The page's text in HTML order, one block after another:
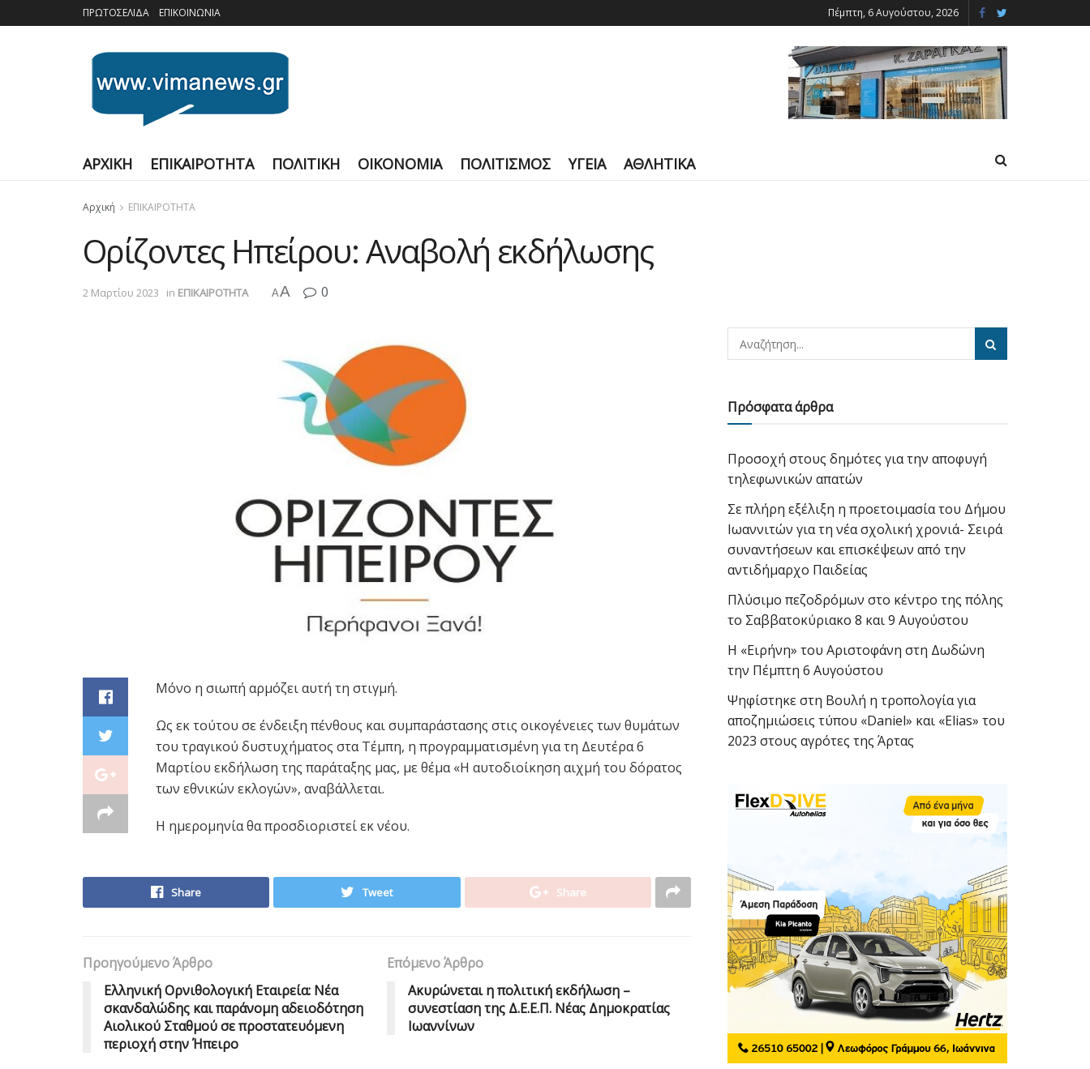
ΠΡΩΤΟΣΕΛΙΔΑ ΕΠΙΚΟΙΝΩΝΙΑ Πέμπτη, 6 Αυγούστου, 2026
ΑΡΧΙΚΗ ΕΠΙΚΑΙΡΟΤΗΤΑ ΠΟΛΙΤΙΚΗ ΟΙΚΟΝΟΜΙΑ ΠΟΛΙΤΙΣΜΟΣ ΥΓΕΙΑ ΑΘΛΗΤΙΚΑ
Αρχική ΕΠΙΚΑΙΡΟΤΗΤΑ
Oρίζοντες Ηπείρου: Αναβολή εκδήλωσης
2 Μαρτίου 2023 in ΕΠΙΚΑΙΡΟΤΗΤΑ AA 0
Μόνο η σιωπή αρμόζει αυτή τη στιγμή.
Ως εκ τούτου σε ένδειξη πένθους και συμπαράστασης στις οικογένειες των θυμάτων
του τραγικού δυστυχήματος στα Τέμπη, η προγραμματισμένη για τη Δευτέρα 6
Μαρτίου εκδήλωση της παράταξης μας, με θέμα «Η αυτοδιοίκηση αιχμή του δόρατος
των εθνικών εκλογών», αναβάλλεται.
Η ημερομηνία θα προσδιοριστεί εκ νέου.
Share Tweet Share
Προηγούμενο Άρθρο
Ελληνική Ορνιθολογική Εταιρεία: Νέα
σκανδαλώδης και παράνομη αδειοδότηση
Αιολικού Σταθμού σε προστατευόμενη
περιοχή στην Ήπειρο
Επόμενο Άρθρο
Ακυρώνεται η πολιτική εκδήλωση –
συνεστίαση της Δ.Ε.Ε.Π. Νέας Δημοκρατίας
Ιωαννίνων
Πρόσφατα άρθρα
Προσοχή στους δημότες για την αποφυγή
τηλεφωνικών απατών
Σε πλήρη εξέλιξη η προετοιμασία του Δήμου
Ιωαννιτών για τη νέα σχολική χρονιά- Σειρά
συναντήσεων και επισκέψεων από την
αντιδήμαρχο Παιδείας
Πλύσιμο πεζοδρόμων στο κέντρο της πόλης
το Σαββατοκύριακο 8 και 9 Αυγούστου
Η «Ειρήνη» του Αριστοφάνη στη Δωδώνη
την Πέμπτη 6 Αυγούστου
Ψηφίστηκε στη Βουλή η τροπολογία για
αποζημιώσεις τύπου «Daniel» και «Elias» του
2023 στους αγρότες της Άρτας